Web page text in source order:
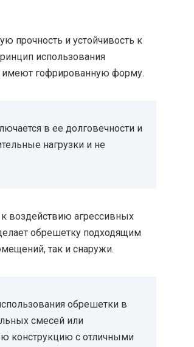
прочность и устойчивость к
использования
имеют гофрированную форму.
в ее долговечности и
нагрузки и не
воздействию агрессивных
обрешетку подходящим
так и снаружи.
обрешетки в
смесей или
конструкцию с отличными